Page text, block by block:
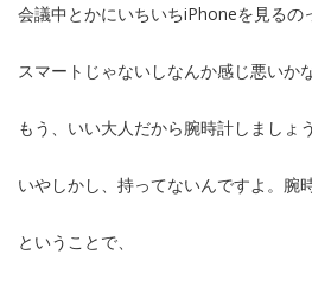
会議中とかにいちいちiPhoneを見るの
スマートじゃないしなんか感じ悪いかな
もう、いい大人だから腕時計しましょ
いやしかし、持ってないんですよ。腕時
ということで、